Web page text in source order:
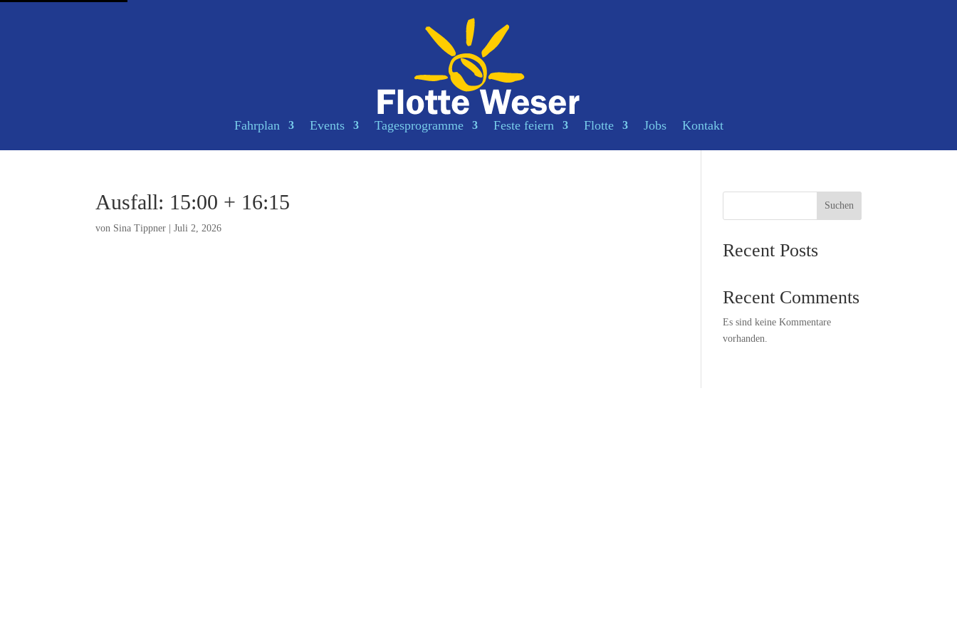
Fahrplan Events Tagesprogramme Feste feiern Flotte Jobs Kontakt
Ausfall: 15:00 + 16:15
von Sina Tippner |Juli 2, 2026
Suchen
Recent Posts
Recent Comments
Es sind keine Kommentare
vorhanden.